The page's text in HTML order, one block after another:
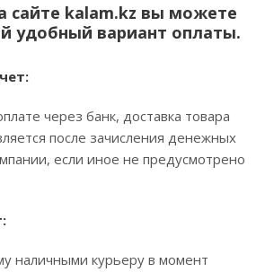
сайте kalam.kz вы можете
удобный вариант оплаты.
через банк, доставка товара
после зачисления денежных
если иное не предусмотрено
наличными курьеру в момент